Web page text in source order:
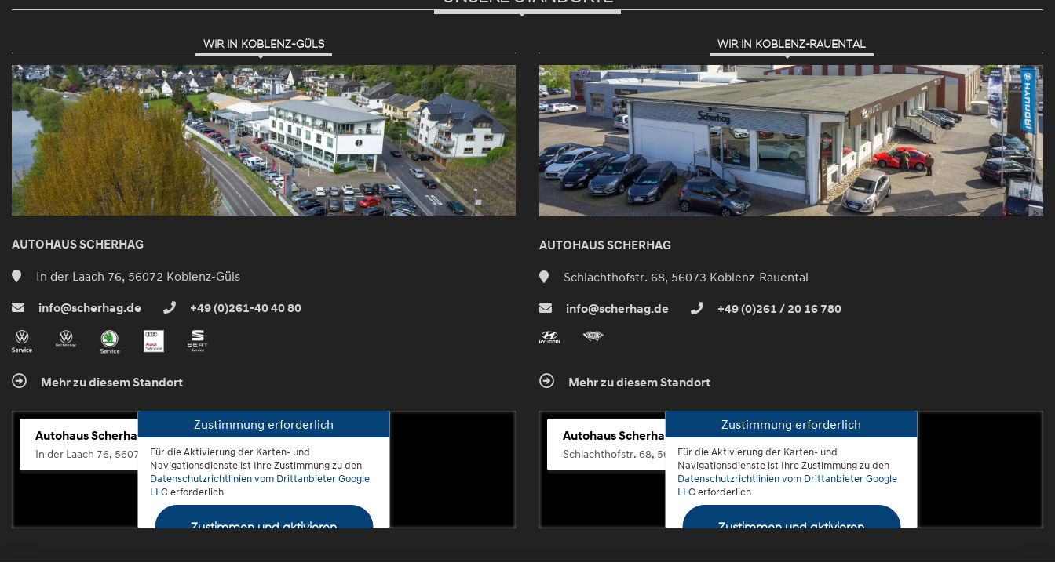
WIR IN KOBLENZ-GÜLS
AUTOHAUS SCHERHAG
In der Laach 76, 56072 Koblenz-Güls
info@scherhag.de +49 (0)261-40 40 80
Mehr zu diesem Standort
Autohaus Scherhag
In der Laach 76, 56072 Koblenz-Güls
Zustimmung erforderlich
Für die Aktivierung der Karten- und
Navigationsdienste ist Ihre Zustimmung zu den
Datenschutzrichtlinien vom Drittanbieter Google
LLC erforderlich.
Zustimmen und aktivieren
WIR IN KOBLENZ-RAUENTAL
AUTOHAUS SCHERHAG
Schlachthofstr. 68, 56073 Koblenz-Rauental
info@scherhag.de +49 (0)261 / 20 16 780
Mehr zu diesem Standort
Autohaus Scherhag
Schlachthofstr. 68, 56073 Koblenz-Rauental
Zustimmung erforderlich
Für die Aktivierung der Karten- und
Navigationsdienste ist Ihre Zustimmung zu den
Datenschutzrichtlinien vom Drittanbieter Google
LLC erforderlich.
Zustimmen und aktivieren